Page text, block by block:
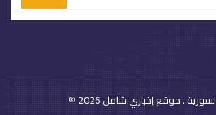
© 2026. موقع إخباري شامل